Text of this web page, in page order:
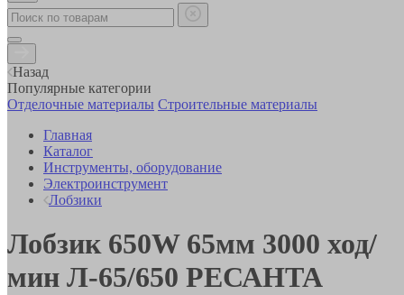
Назад
Популярные категории
Отделочные материалы Строительные материалы
Главная
Каталог
Инструменты, оборудование
Электроинструмент
Лобзики
Лобзик 650W 65мм 3000 ход/
мин Л-65/650 РЕСАНТА